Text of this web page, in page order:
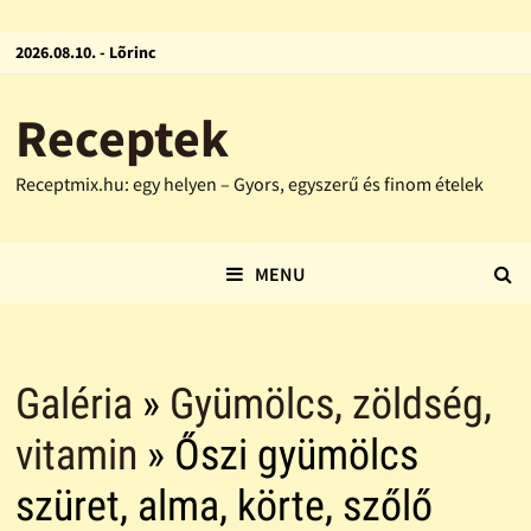
2026.08.10. - Lõrinc
Receptek
Receptmix.hu: egy helyen – Gyors, egyszerű és finom ételek
MENU
Galéria » Gyümölcs, zöldség,
vitamin » Őszi gyümölcs
szüret, alma, körte, szőlő